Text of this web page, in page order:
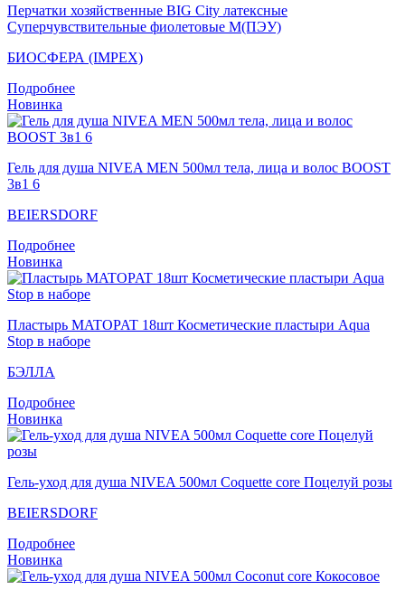
Перчатки хозяйственные BIG City латексные
Суперчувствительные фиолетовые M(ПЭУ)
БИОСФЕРА (IMPEX)
Подробнее
Новинка
Гель для душа NIVEA MEN 500мл тела, лица и волос BOOST
3в1 6
BEIERSDORF
Подробнее
Новинка
Пластырь MATOPAT 18шт Косметические пластыри Aqua
Stop в наборе
БЭЛЛА
Подробнее
Новинка
Гель-уход для душа NIVEA 500мл Coquette core Поцелуй розы
BEIERSDORF
Подробнее
Новинка